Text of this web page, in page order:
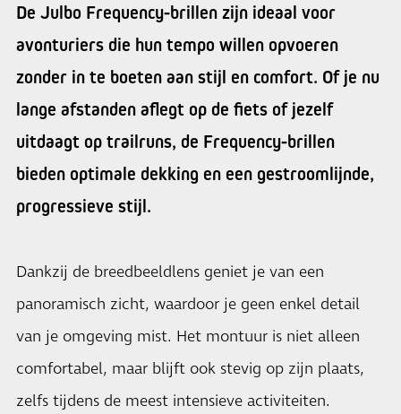
De Julbo Frequency-brillen zijn ideaal voor
avonturiers die hun tempo willen opvoeren
zonder in te boeten aan stijl en comfort. Of je nu
lange afstanden aflegt op de fiets of jezelf
uitdaagt op trailruns, de Frequency-brillen
bieden optimale dekking en een gestroomlijnde,
progressieve stijl.
Dankzij de breedbeeldlens geniet je van een
panoramisch zicht, waardoor je geen enkel detail
van je omgeving mist. Het montuur is niet alleen
comfortabel, maar blijft ook stevig op zijn plaats,
zelfs tijdens de meest intensieve activiteiten.